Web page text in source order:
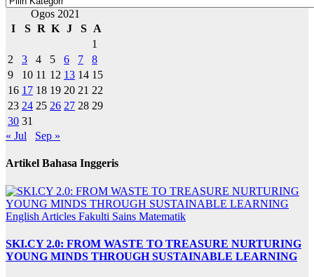
Ogos 2021
I
S R K J S
A
1
2
3 4 5 6 7
8
9
10 11 12 13 14 15
16 17 18 19 20 21 22
23 24 25 26 27 28 29
30 31
« Jul
Sep »
Artikel Bahasa Inggeris
English Articles Fakulti Sains Matematik
SKI.CY 2.0: FROM WASTE TO TREASURE NURTURING
YOUNG MINDS THROUGH SUSTAINABLE LEARNING